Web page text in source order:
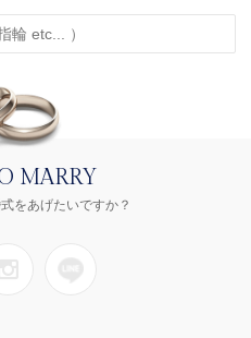
MARRY
をあげたいですか？